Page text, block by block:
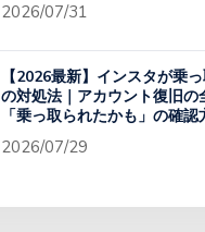
2026/07/31
【2026最新】インスタが乗
の対処法｜アカウント復旧の
「乗っ取られたかも」の確認
2026/07/29